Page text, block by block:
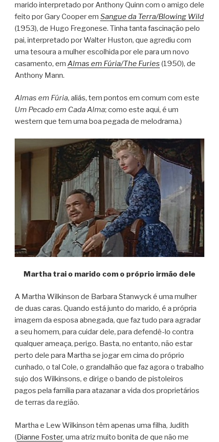
marido interpretado por Anthony Quinn com o amigo dele
feito por Gary Cooper em Sangue da Terra/Blowing Wild
(1953), de Hugo Fregonese. Tinha tanta fascinação pelo
pai, interpretado por Walter Huston, que agrediu com
uma tesoura a mulher escolhida por ele para um novo
casamento, em Almas em Fúria/The Furies (1950), de
Anthony Mann.
Almas em Fúria, aliás, tem pontos em comum com este
Um Pecado em Cada Alma; como este aqui, é um
western que tem uma boa pegada de melodrama.)
Martha trai o marido com o próprio irmão dele
A Martha Wilkinson de Barbara Stanwyck é uma mulher
de duas caras. Quando está junto do marido, é a própria
imagem da esposa abnegada, que faz tudo para agradar
a seu homem, para cuidar dele, para defendê-lo contra
qualquer ameaça, perigo. Basta, no entanto, não estar
perto dele para Martha se jogar em cima do próprio
cunhado, o tal Cole, o grandalhão que faz agora o trabalho
sujo dos Wilkinsons, e dirige o bando de pistoleiros
pagos pela família para atazanar a vida dos proprietários
de terras da região.
Martha e Lew Wilkinson têm apenas uma filha, Judith
(Dianne Foster, uma atriz muito bonita de que não me